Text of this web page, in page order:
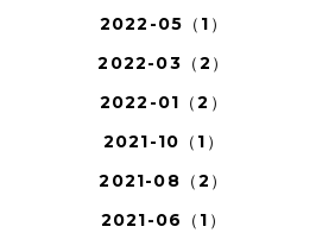
2022-05（1）
2022-03（2）
2022-01（2）
2021-10（1）
2021-08（2）
2021-06（1）